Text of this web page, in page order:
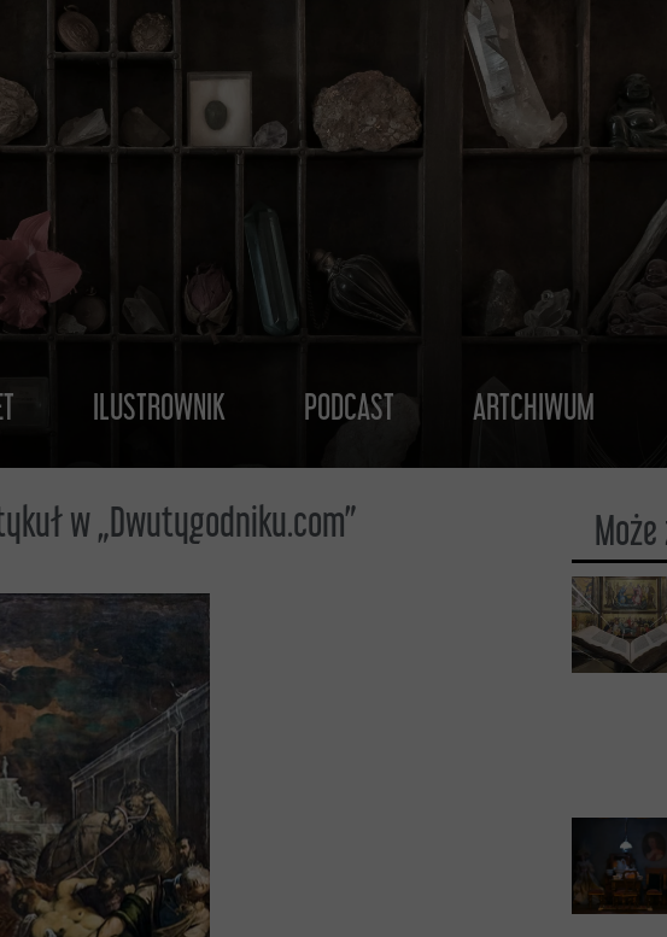
ILUSTROWNIK PODCAST ARTCHIWUM
w „Dwutygodniku.com”